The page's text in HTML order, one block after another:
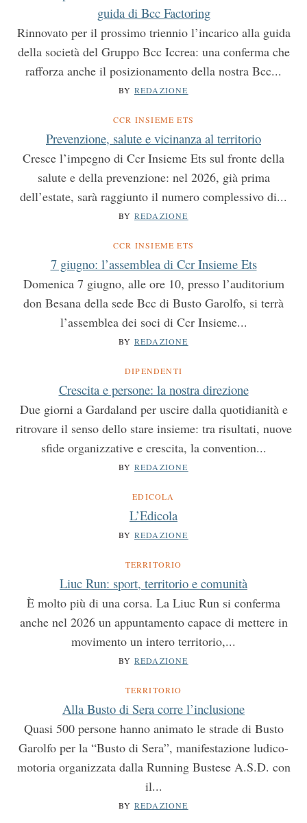
guida di Bcc Factoring
Rinnovato per il prossimo triennio l’incarico alla guida
della società del Gruppo Bcc Iccrea: una conferma che
rafforza anche il posizionamento della nostra Bcc...
BY REDAZIONE
CCR INSIEME ETS
Prevenzione, salute e vicinanza al territorio
Cresce l’impegno di Ccr Insieme Ets sul fronte della
salute e della prevenzione: nel 2026, già prima
dell’estate, sarà raggiunto il numero complessivo di...
BY REDAZIONE
CCR INSIEME ETS
7 giugno: l’assemblea di Ccr Insieme Ets
Domenica 7 giugno, alle ore 10, presso l’auditorium
don Besana della sede Bcc di Busto Garolfo, si terrà
l’assemblea dei soci di Ccr Insieme...
BY REDAZIONE
DIPENDENTI
Crescita e persone: la nostra direzione
Due giorni a Gardaland per uscire dalla quotidianità e
ritrovare il senso dello stare insieme: tra risultati, nuove
sfide organizzative e crescita, la convention...
BY REDAZIONE
EDICOLA
L’Edicola
BY REDAZIONE
TERRITORIO
Liuc Run: sport, territorio e comunità
È molto più di una corsa. La Liuc Run si conferma
anche nel 2026 un appuntamento capace di mettere in
movimento un intero territorio,...
BY REDAZIONE
TERRITORIO
Alla Busto di Sera corre l’inclusione
Quasi 500 persone hanno animato le strade di Busto
Garolfo per la “Busto di Sera”, manifestazione ludico-
motoria organizzata dalla Running Bustese A.S.D. con
il...
BY REDAZIONE